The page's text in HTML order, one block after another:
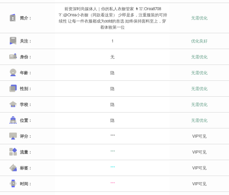
简介：
前资深时尚媒体人｜你的私人衣橱管家 👩👚:Orea8708
👔:@Orea小衣橱（同款看这里） 少即是多，注重服装的可持
续性 让每一件衣服都成为ootd的首选 始终保持面料至上，穿
着体验第一位
无需优化
关注： 1 优化良好
身份： 无 无需优化
年龄： 隐 无需优化
性别： 隐 无需优化
学校： 隐 无需优化
位置： 隐 无需优化
评分： *** VIP可见
流量： *** VIP可见
标签： *** VIP可见
时间： *** VIP可见